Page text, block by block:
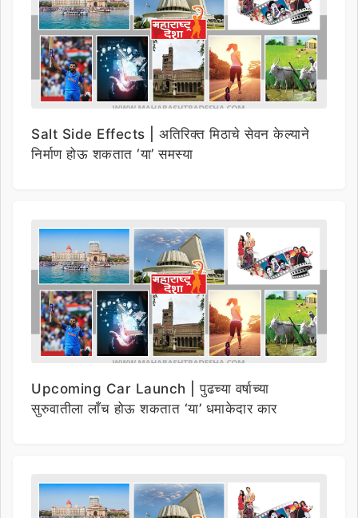
Salt Side Effects | अतिरिक्त मिठाचे सेवन केल्याने
निर्माण होऊ शकतात ‘या’ समस्या
Upcoming Car Launch | पुढच्या वर्षाच्या
सुरुवातीला लाँच होऊ शकतात ‘या’ धमाकेदार कार